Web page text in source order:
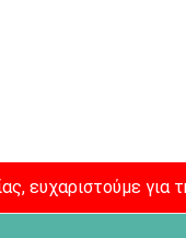
ευχαριστούμε για